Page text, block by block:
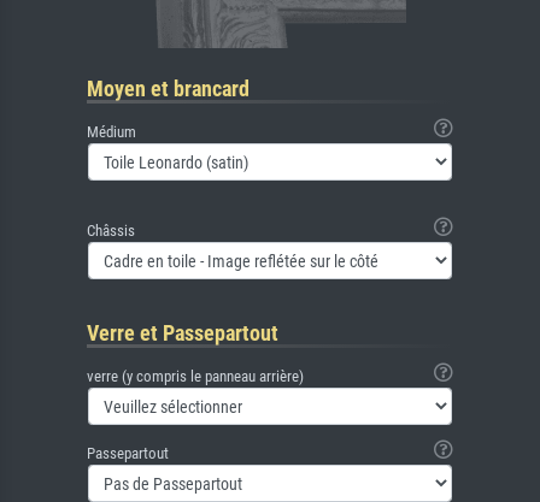
Moyen et brancard
Médium
Châssis
Verre et Passepartout
verre (y compris le panneau arrière)
Passepartout